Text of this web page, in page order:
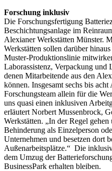
Forschung inklusiv
Die Forschungsfertigung
Beschichtungsanlage im
Alexianer Werkstätten Münster.
Werkstätten sollen darüber
Muster-Produktionslinie
Laborassistenz, Verpackung und
denen Mitarbeitende aus den
können. Insgesamt sechs bis acht
Forschungsteam allein für die
uns quasi einen inklusiven
erläutert Norbert Mussenbrock,
Werkstätten. „In der Regel
Behinderung als Einzelperson
Unternehmen und besetzen dort
Außenarbeitsplätze.“ Die
dem Umzug der
BusinessPark erhalten bleiben.